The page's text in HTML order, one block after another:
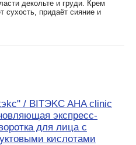
декольте и груди. Крем
сухость, придаёт сияние и
/ BIТЭKC AHA clinic
экспресс-
для лица с
кислотами